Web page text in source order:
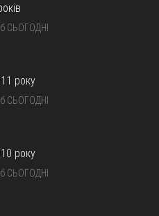
СЬОГОДНІ
року
СЬОГОДНІ
року
СЬОГОДНІ